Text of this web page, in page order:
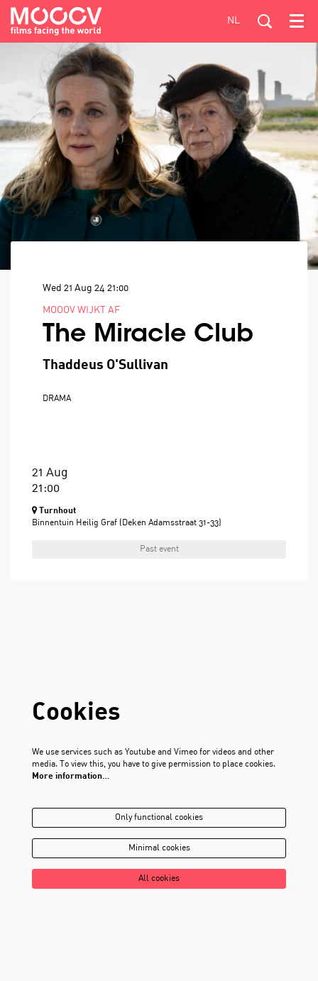
NL Menu
The Miracle Club
Thaddeus O'Sullivan
MOOOV WIJKT AF
Wed 21 Aug 24 21:00
DRAMA
21 Aug
21:00
Turnhout
Binnentuin Heilig Graf (Deken Adamsstraat 31-33)
Past event
Cookies
We use services such as Youtube and Vimeo for videos and other
media. To view this, you have to give permission to place cookies.
More information…
Only functional cookies
Minimal cookies
All cookies